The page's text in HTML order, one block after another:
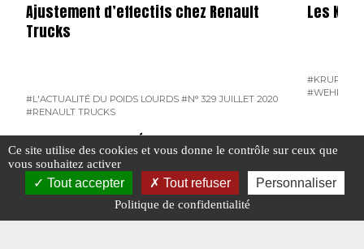
Ajustement d’effectifs chez Renault
Trucks
#L'ACTUALITÉ DU POIDS LOURDS #N° 329 JUILLET 2020
#RENAULT TRUCKS
Les
#KRUPP
#VÉHICULES D'INCENDIE
Ce site utilise des cookies et vous donne le contrôle sur ceux que
vous souhaitez activer
Tout accepter Tout refuser Personnaliser
Politique de confidentialité